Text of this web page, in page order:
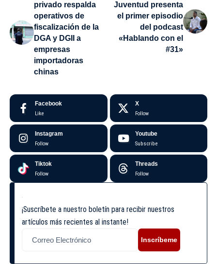
privado respalda
operativos de
fiscalización de la
DGA y DGII a
empresas
importadoras
chinas
Juventud presenta
el primer episodio
del podcast
«Hablando con el
#31»
Facebook
Like
X
Follow
Instagram
Follow
Youtube
Subscribe
Tiktok
Follow
Threads
Follow
¡Suscríbete a nuestro boletín para recibir nuestros
artículos más recientes al instante!
Inscríbeme